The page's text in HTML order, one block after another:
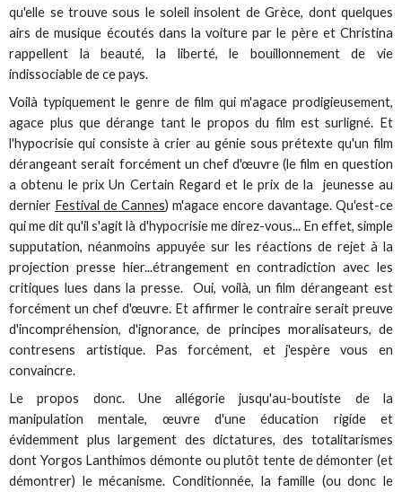
qu'elle se trouve sous le soleil insolent de Grèce, dont quelques
airs de musique écoutés dans la voiture par le père et Christina
rappellent la beauté, la liberté, le bouillonnement de vie
indissociable de ce pays.
Voilà typiquement le genre de film qui m'agace prodigieusement,
agace plus que dérange tant le propos du film est surligné. Et
l'hypocrisie qui consiste à crier au génie sous prétexte qu'un film
dérangeant serait forcément un chef d'œuvre (le film en question
a obtenu le prix Un Certain Regard et le prix de la jeunesse au
dernier Festival de Cannes) m'agace encore davantage. Qu'est-ce
qui me dit qu'il s'agit là d'hypocrisie me direz-vous... En effet, simple
supputation, néanmoins appuyée sur les réactions de rejet à la
projection presse hier...étrangement en contradiction avec les
critiques lues dans la presse. Oui, voilà, un film dérangeant est
forcément un chef d'œuvre. Et affirmer le contraire serait preuve
d'incompréhension, d'ignorance, de principes moralisateurs, de
contresens artistique. Pas forcément, et j'espère vous en
convaincre.
Le propos donc. Une allégorie jusqu'au-boutiste de la
manipulation mentale, œuvre d'une éducation rigide et
évidemment plus largement des dictatures, des totalitarismes
dont Yorgos Lanthimos démonte ou plutôt tente de démonter (et
démontrer) le mécanisme. Conditionnée, la famille (ou donc le